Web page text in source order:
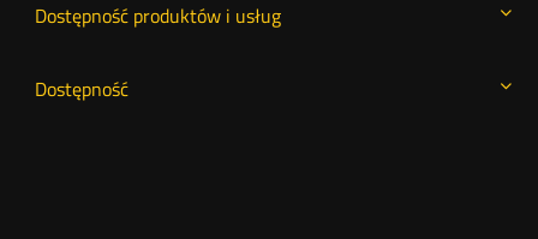
Dostępność produktów i usług
Dostępność